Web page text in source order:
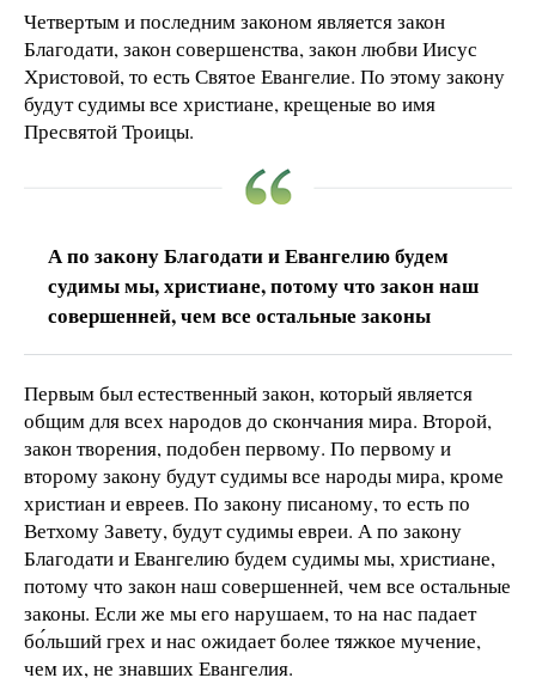
Четвертым и последним законом является закон
Благодати, закон совершенства, закон любви Иисус
Христовой, то есть Святое Евангелие. По этому закону
будут судимы все христиане, крещеные во имя
Пресвятой Троицы.
А по закону Благодати и Евангелию будем
судимы мы, христиане, потому что закон наш
совершенней, чем все остальные законы
Первым был естественный закон, который является
общим для всех народов до скончания мира. Второй,
закон творения, подобен первому. По первому и
второму закону будут судимы все народы мира, кроме
христиан и евреев. По закону писаному, то есть по
Ветхому Завету, будут судимы евреи. А по закону
Благодати и Евангелию будем судимы мы, христиане,
потому что закон наш совершенней, чем все остальные
законы. Если же мы его нарушаем, то на нас падает
бо́льший грех и нас ожидает более тяжкое мучение,
чем их, не знавших Евангелия.